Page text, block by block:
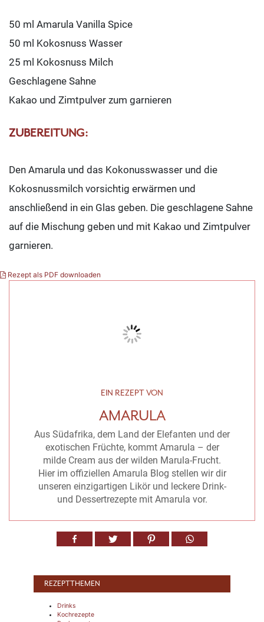
50 ml Amarula Vanilla Spice
50 ml Kokosnuss Wasser
25 ml Kokosnuss Milch
Geschlagene Sahne
Kakao und Zimtpulver zum garnieren
ZUBEREITUNG:
Den Amarula und das Kokonusswasser und die
Kokosnussmilch vorsichtig erwärmen und
anschließend in ein Glas geben. Die geschlagene Sahne
auf die Mischung geben und mit Kakao und Zimtpulver
garnieren.
Rezept als PDF downloaden
EIN REZEPT VON
AMARULA
Aus Südafrika, dem Land der Elefanten und der
exotischen Früchte, kommt Amarula – der
milde Cream aus der wilden Marula-Frucht.
Hier im offiziellen Amarula Blog stellen wir dir
unseren einzigartigen Likör und leckere Drink-
und Dessertrezepte mit Amarula vor.
REZEPTTHEMEN
Drinks
Kochrezepte